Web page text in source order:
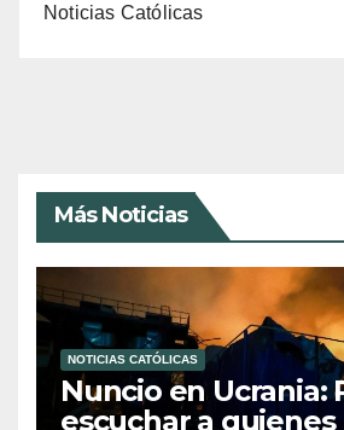
Noticias Católicas
Más Noticias
NOTICIAS CATÓLICAS
Nuncio en Ucrania:
escuchar a